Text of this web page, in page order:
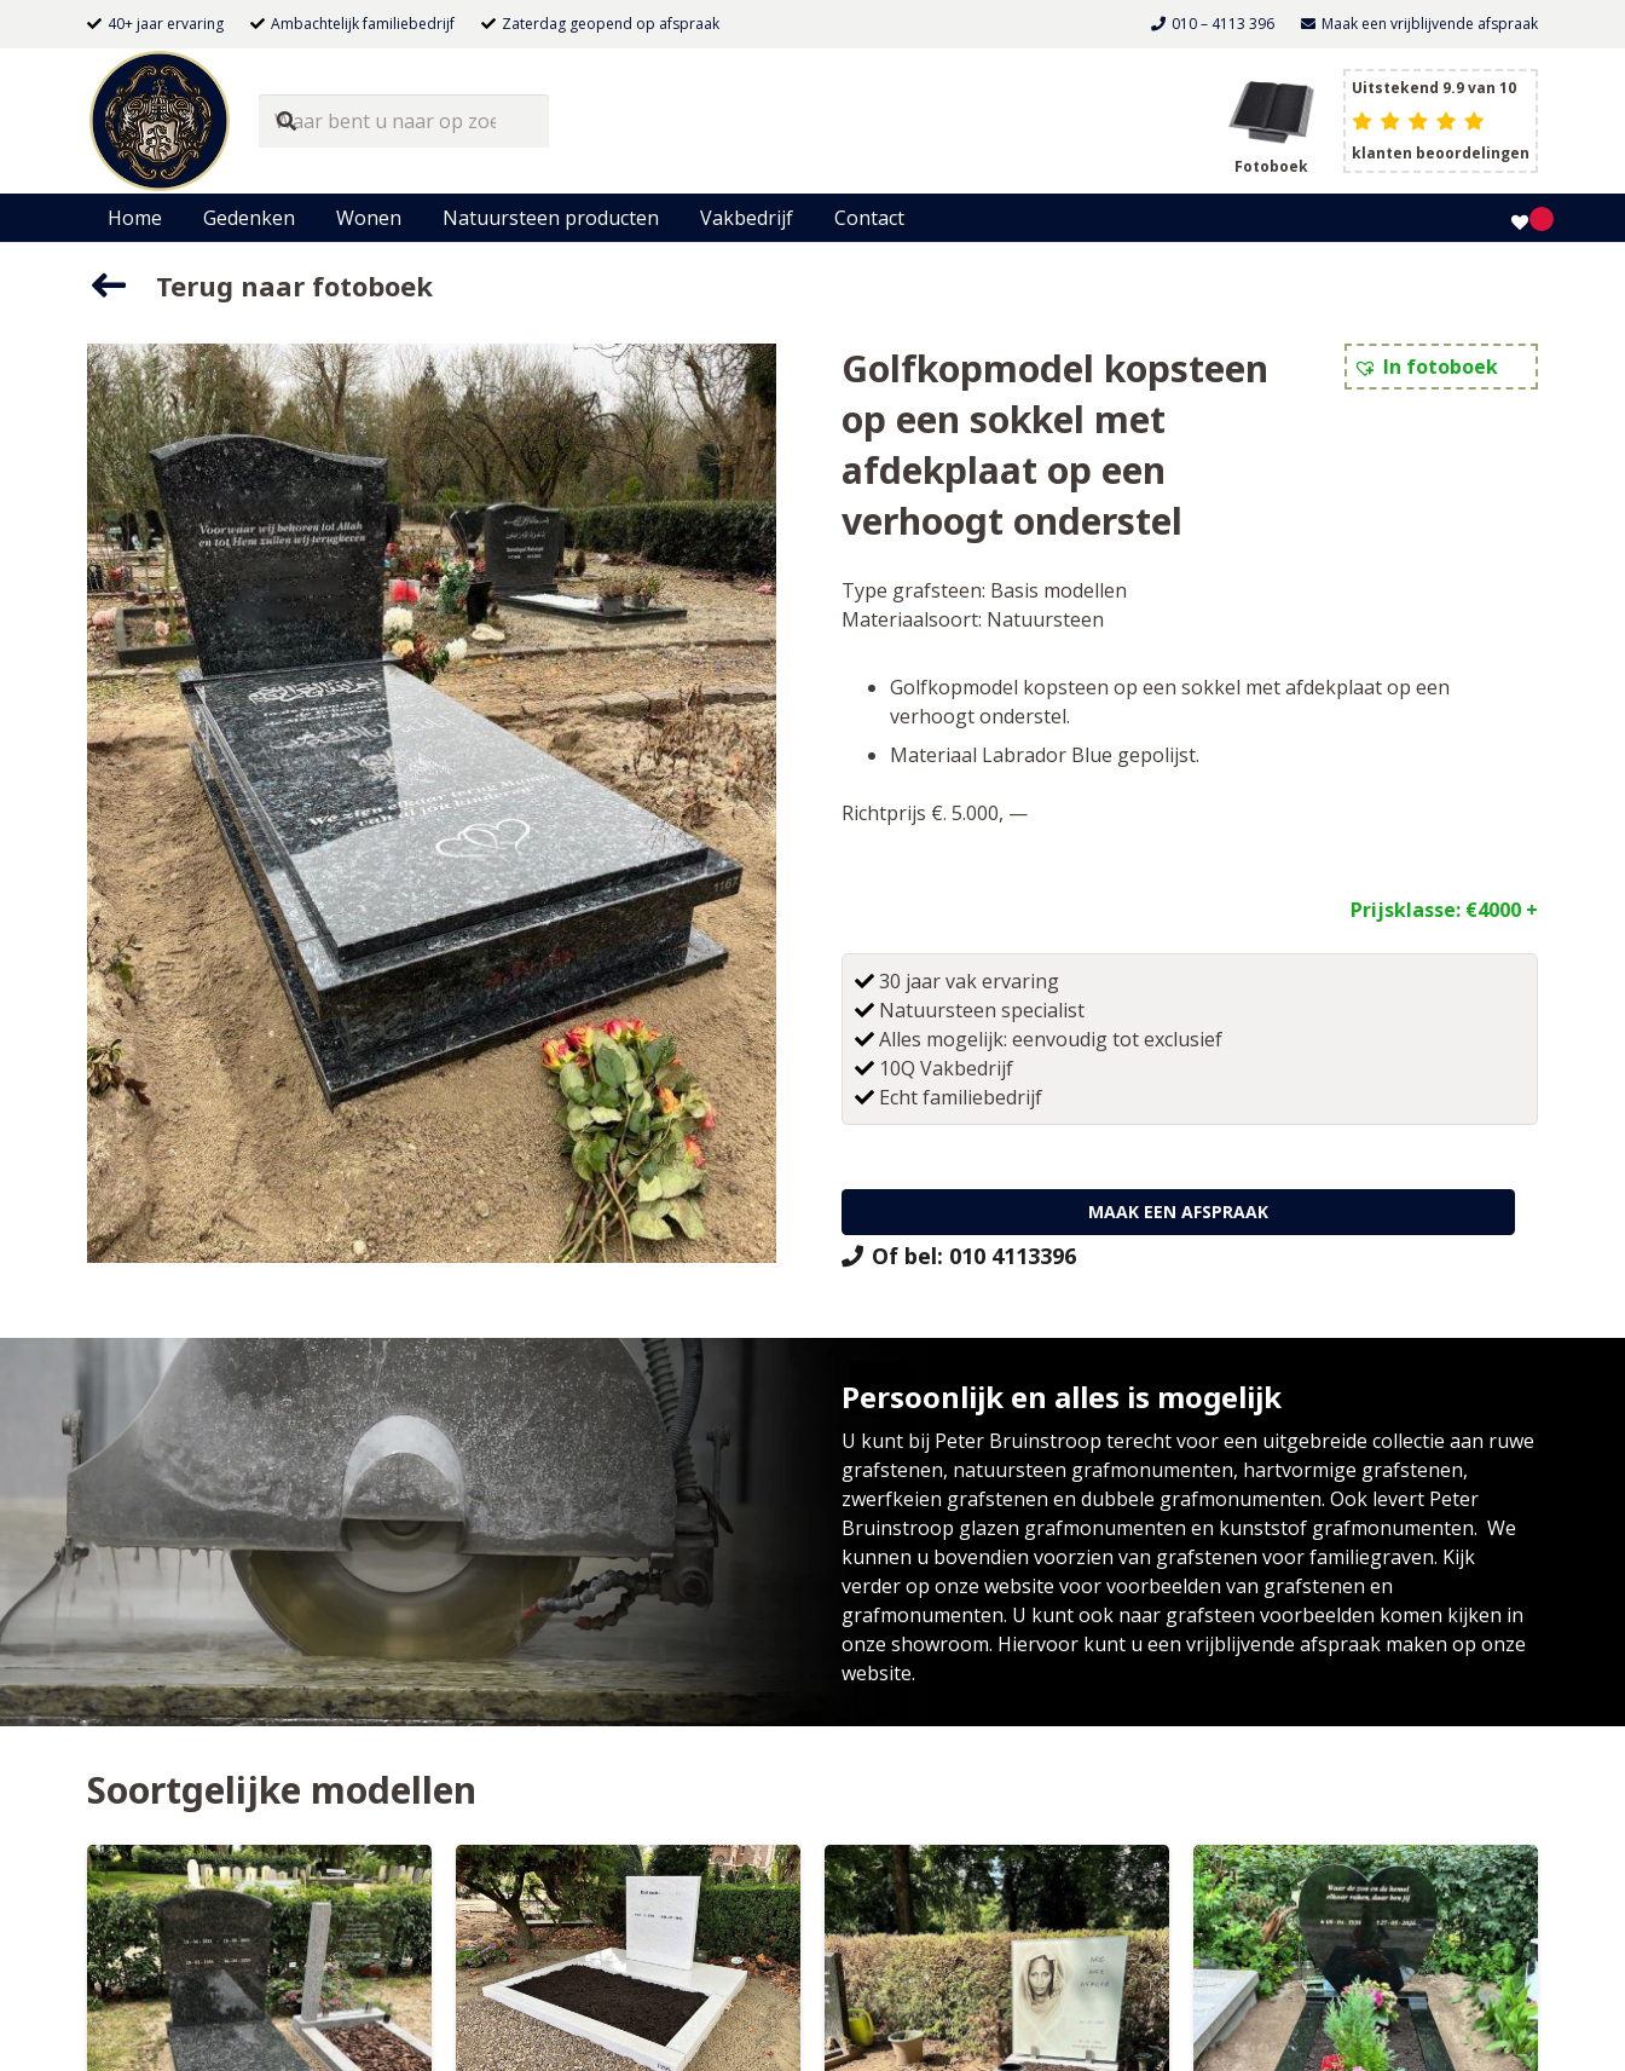
40+ jaar ervaring Ambachtelijk familiebedrijf Zaterdag geopend op afspraak 010 – 4113 396 Maak een vrijblijvende afspraak
Fotoboek
Uitstekend 9.9 van 10
klanten beoordelingen
Home Gedenken Wonen Natuursteen producten Vakbedrijf Contact
Terug naar fotoboek
Golfkopmodel kopsteen
op een sokkel met
afdekplaat op een
verhoogt onderstel
Type grafsteen: Basis modellen
Materiaalsoort: Natuursteen
In fotoboek
Golfkopmodel kopsteen op een sokkel met afdekplaat op een
verhoogt onderstel.
Materiaal Labrador Blue gepolijst.
Richtprijs €. 5.000, —
Prijsklasse: €4000 +
30 jaar vak ervaring
Natuursteen specialist
Alles mogelijk: eenvoudig tot exclusief
10Q Vakbedrijf
Echt familiebedrijf
MAAK EEN AFSPRAAK
Of bel: 010 4113396
Persoonlijk en alles is mogelijk
U kunt bij Peter Bruinstroop terecht voor een uitgebreide collectie aan ruwe
grafstenen, natuursteen grafmonumenten, hartvormige grafstenen,
zwerfkeien grafstenen en dubbele grafmonumenten. Ook levert Peter
Bruinstroop glazen grafmonumenten en kunststof grafmonumenten. We
kunnen u bovendien voorzien van grafstenen voor familiegraven. Kijk
verder op onze website voor voorbeelden van grafstenen en
grafmonumenten. U kunt ook naar grafsteen voorbeelden komen kijken in
onze showroom. Hiervoor kunt u een vrijblijvende afspraak maken op onze
website.
Soortgelijke modellen